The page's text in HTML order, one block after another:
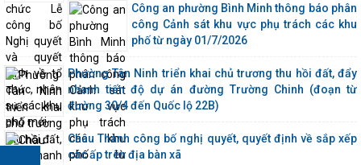
Công an phường Bình Minh thông báo phân
công Cảnh sát khu vực phụ trách các khu
phố từ ngày 01/7/2026
Phường Tân Ninh triển khai chủ trương thu hồi đất, đẩy
nhanh tiến độ dự án đường Trường Chinh (đoạn từ
đường 30/4 đến Quốc lộ 22B)
Châu Thành công bố nghị quyết, quyết định về sắp xếp
các ấp trên địa bàn xã